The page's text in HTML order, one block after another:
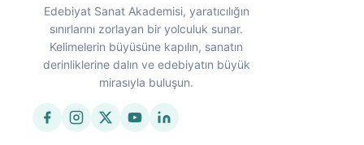
Edebiyat Sanat Akademisi, yaratıcılığın
sınırlarını zorlayan bir yolculuk sunar.
Kelimelerin büyüsüne kapılın, sanatın
derinliklerine dalın ve edebiyatın büyük
mirasıyla buluşun.